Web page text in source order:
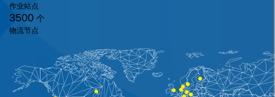
作业站点
3500 个
物流节点